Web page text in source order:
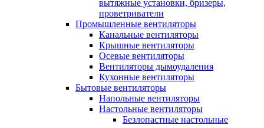
вытяжные установки, бризеры,
проветриватели
Промышленные вентиляторы
Канальные вентиляторы
Крышные вентиляторы
Осевые вентиляторы
Вентиляторы дымоудаления
Кухонные вентиляторы
Бытовые вентиляторы
Напольные вентиляторы
Настольные вентиляторы
Безлопастные настольные